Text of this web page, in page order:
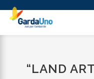
Gardauno
Spa
“LAND